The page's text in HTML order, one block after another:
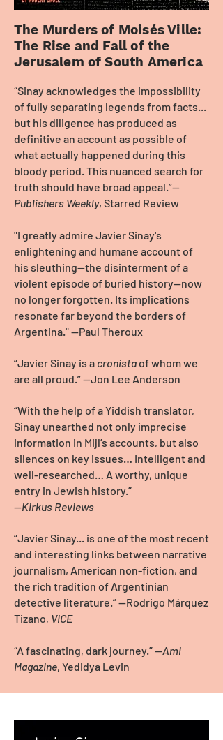
The Murders of Moisés Ville:
The Rise and Fall of the
Jerusalem of South America
“Sinay acknowledges the impossibility
of fully separating legends from facts...
but his diligence has produced as
definitive an account as possible of
what actually happened during this
bloody period. This nuanced search for
truth should have broad appeal.”—
Publishers Weekly, Starred Review
"I greatly admire Javier Sinay's
enlightening and humane account of
his sleuthing—the disinterment of a
violent episode of buried history—now
no longer forgotten. Its implications
resonate far beyond the borders of
Argentina." —Paul Theroux
“Javier Sinay is a cronista of whom we
are all proud.”—Jon Lee Anderson
“With the help of a Yiddish translator,
Sinay unearthed not only imprecise
information in Mijl’s accounts, but also
silences on key issues… Intelligent and
well-researched… A worthy, unique
entry in Jewish history.”
—Kirkus Reviews
“Javier Sinay... is one of the most recent
and interesting links between narrative
journalism, American non-fiction, and
the rich tradition of Argentinian
detective literature.” —Rodrigo Márquez
Tizano, VICE
“A fascinating, dark journey.”—Ami
Magazine, Yedidya Levin